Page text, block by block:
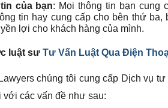
của bạn: Mọi thông tin bạn cung
tin hay cung cấp cho bên thứ
lợi cho khách hàng của mình.
luật sư Tư Vấn Luật Qua Điện
chúng tôi cung cấp Dịch vụ
với các vấn đề như sau: